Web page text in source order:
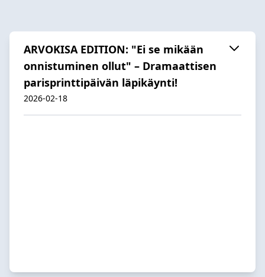
ARVOKISA EDITION: "Ei se mikään
onnistuminen ollut" – Dramaattisen
parisprinttipäivän läpikäynti!
2026-02-18